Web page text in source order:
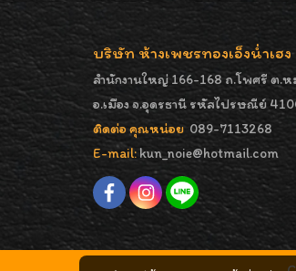
บริษัท ห้างเพชรทองเอ็งน่ำเฮง
สำนักงานใหญ่ 166-168 ถ.โพศรี ต.ห
อ.เมือง จ.อุดรธานี รหัสไปรษณีย์
ติดต่อ คุณหน่อย 089-7113268
E-mail:kun_noie@hotmail.com